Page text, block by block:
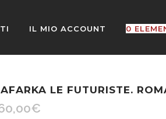
IL MIO ACCOUNT 0
LE FUTURISTE.
€